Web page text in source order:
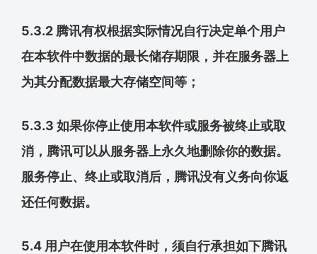
5.3.2 腾讯有权根据实际情况自行决定单个用户
在本软件中数据的最长储存期限，并在服务器上
为其分配数据最大存储空间等；
5.3.3 如果你停止使用本软件或服务被终止或取
消，腾讯可以从服务器上永久地删除你的数据。
服务停止、终止或取消后，腾讯没有义务向你返
还任何数据。
5.4 用户在使用本软件时，须自行承担如下腾讯